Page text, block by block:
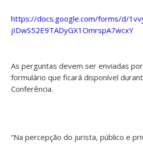
https://docs.google.com/forms/d/
jIDwS52E9TADyGX1OmrspA7wcxY
As perguntas devem ser enviadas
formulário que ficará disponível
Conferência.
“Na percepção do jurista, público e